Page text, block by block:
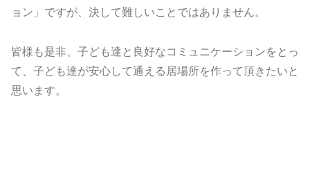
ョン」ですが、決して難しいことではありません。
皆様も是非、子ども達と良好なコミュニケーションをとっ
て、子ども達が安心して通える居場所を作って頂きたいと
思います。